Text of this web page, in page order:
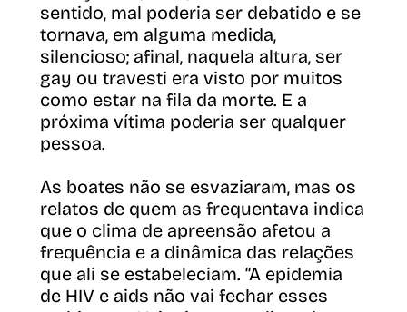
sentido, mal poderia ser debatido e se
tornava, em alguma medida,
silencioso; afinal, naquela altura, ser
gay ou travesti era visto por muitos
como estar na fila da morte. E a
próxima vítima poderia ser qualquer
pessoa.
As boates não se esvaziaram, mas os
relatos de quem as frequentava indica
que o clima de apreensão afetou a
frequência e a dinâmica das relações
que ali se estabeleciam. “A epidemia
de HIV e aids não vai fechar esses